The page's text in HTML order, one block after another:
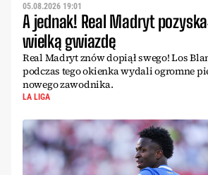
05.08.2026 19:01
A jednak! Real Madryt
wielką gwiazdę
Real Madryt znów dopiął swego! Los
podczas tego okienka wydali ogromne
nowego zawodnika.
LA LIGA